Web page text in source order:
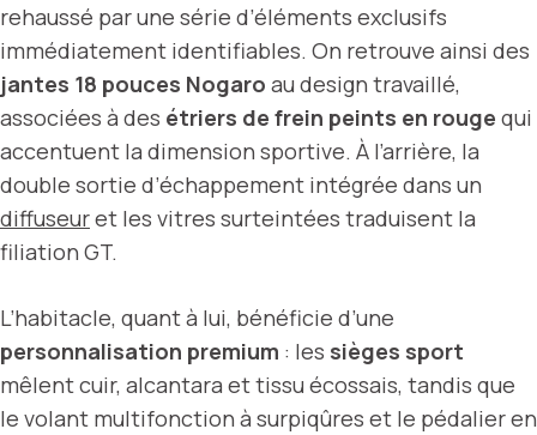
rehaussé par une série d’éléments exclusifs
immédiatement identifiables. On retrouve ainsi des
jantes 18 pouces Nogaro au design travaillé,
associées à des étriers de frein peints en rouge qui
accentuent la dimension sportive. À l’arrière, la
double sortie d’échappement intégrée dans un
diffuseuret les vitres surteintées traduisent la
filiation GT.
L’habitacle, quant à lui, bénéficie d’une
personnalisation premium : les sièges sport
mêlent cuir, alcantara et tissu écossais, tandis que
le volant multifonction à surpiqûres et le pédalier en